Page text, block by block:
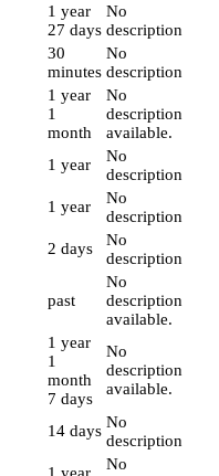
1 year
27 days
No
description
30
minutes
No
description
1 year
1
month
No
description
available.
1 year
No
description
1 year
No
description
2 days
No
description
past
No
description
available.
1 year
1
month
7 days
No
description
available.
14 days No
description
1 year
No